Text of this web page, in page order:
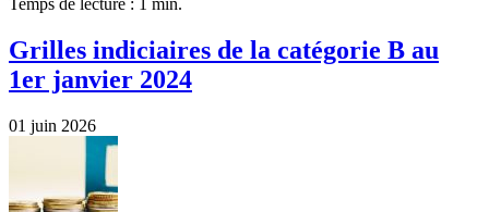
Temps de lecture : 1 min.
Grilles indiciaires de la catégorie B au
1er janvier 2024
01 juin 2026